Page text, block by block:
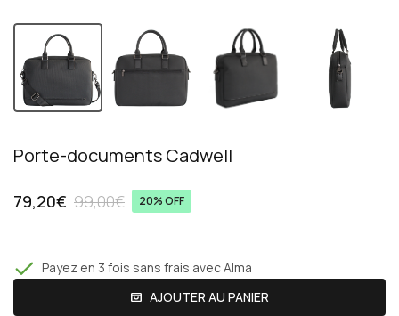
Porte-documents Cadwell
79,20€ 99,00€ 20% OFF
Payez en 3 fois sans frais avec Alma
AJOUTER AU PANIER